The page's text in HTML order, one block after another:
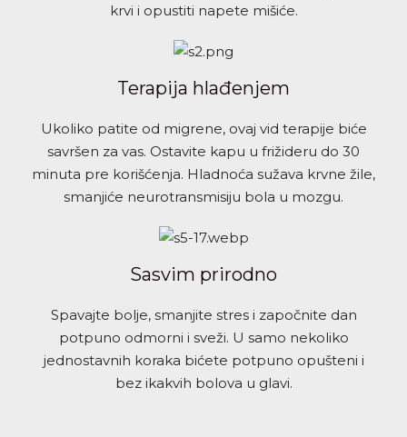
krvi i opustiti napete mišiće.
Terapija hlađenjem
Ukoliko patite od migrene, ovaj vid terapije biće
savršen za vas. Ostavite kapu u frižideru do 30
minuta pre korišćenja. Hladnoća sužava krvne žile,
smanjiće neurotransmisiju bola u mozgu.
Sasvim prirodno
Spavajte bolje, smanjite stres i započnite dan
potpuno odmorni i sveži. U samo nekoliko
jednostavnih koraka bićete potpuno opušteni i
bez ikakvih bolova u glavi.